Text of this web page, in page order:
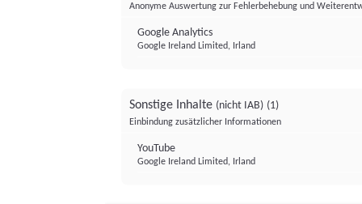
Anonyme Auswertung zur Fehlerbehebung und
Google Analytics
Google Ireland Limited, Irland
Sonstige Inhalte (nicht IAB) (1)
Einbindung zusätzlicher Informationen
YouTube
Google Ireland Limited, Irland